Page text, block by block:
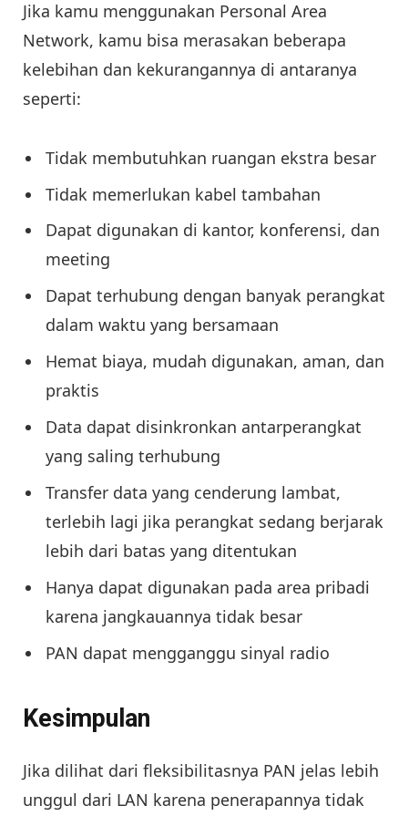
Jika kamu menggunakan Personal Area
Network, kamu bisa merasakan beberapa
kelebihan dan kekurangannya di antaranya
seperti:
Tidak membutuhkan ruangan ekstra besar
Tidak memerlukan kabel tambahan
Dapat digunakan di kantor, konferensi, dan
meeting
Dapat terhubung dengan banyak perangkat
dalam waktu yang bersamaan
Hemat biaya, mudah digunakan, aman, dan
praktis
Data dapat disinkronkan antarperangkat
yang saling terhubung
Transfer data yang cenderung lambat,
terlebih lagi jika perangkat sedang berjarak
lebih dari batas yang ditentukan
Hanya dapat digunakan pada area pribadi
karena jangkauannya tidak besar
PAN dapat mengganggu sinyal radio
Kesimpulan
Jika dilihat dari fleksibilitasnya PAN jelas lebih
unggul dari LAN karena penerapannya tidak